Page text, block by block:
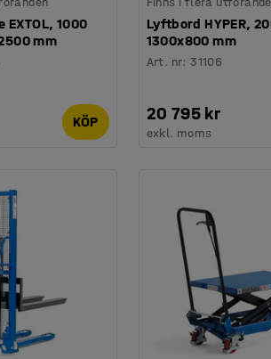
1000
mm
KÖP
Lyftbord HYPER,
1300x800 mm
Art. nr:31106
20 795 kr
exkl. moms